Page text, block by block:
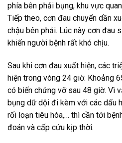
phía bên phải bụng, khu vực
Tiếp theo, cơn đau chuyển dần
chậu bên phải. Lúc này cơn đau
khiến người bệnh rất khó chịu.
Sau khi cơn đau xuất hiện, các
hiện trong vòng 24 giờ. Khoảng
có biến chứng vỡ sau 48 giờ. Vì
bụng dữ dội đi kèm với các dấu
rối loạn tiêu hóa,… thì cần tới
đoán và cấp cứu kịp thời.